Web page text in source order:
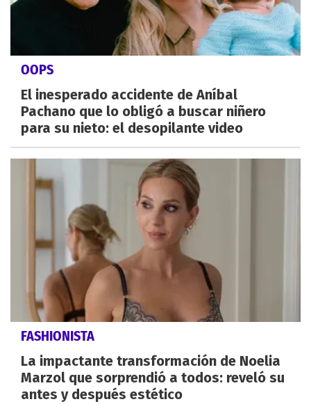
OOPS
El inesperado accidente de Aníbal
Pachano que lo obligó a buscar niñero
para su nieto: el desopilante video
FASHIONISTA
La impactante transformación de Noelia
Marzol que sorprendió a todos: reveló su
antes y después estético